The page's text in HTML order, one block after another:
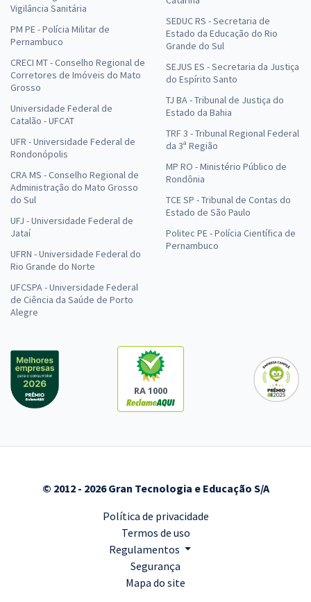
Vigilância Sanitária
PM PE - Polícia Militar de
Pernambuco
CRECI MT - Conselho Regional de
Corretores de Imóveis do Mato
Grosso
Universidade Federal de
Catalão - UFCAT
UFR - Universidade Federal de
Rondonópolis
CRA MS - Conselho Regional de
Administração do Mato Grosso
do Sul
UFJ - Universidade Federal de
Jataí
UFRN - Universidade Federal do
Rio Grande do Norte
UFCSPA - Universidade Federal
de Ciência da Saúde de Porto
Alegre
SEDUC RS - Secretaria de
Estado da Educação do Rio
Grande do Sul
SEJUS ES - Secretaria da Justiça
do Espírito Santo
TJ BA - Tribunal de Justiça do
Estado da Bahia
TRF 3 - Tribunal Regional Federal
da 3ª Região
MP RO - Ministério Público de
Rondônia
TCE SP - Tribunal de Contas do
Estado de São Paulo
Politec PE - Polícia Científica de
Pernambuco
RA 1000
© 2012 - 2026 Gran Tecnologia e Educação S/A
Política de privacidade
Termos de uso
Regulamentos
Segurança
Mapa do site